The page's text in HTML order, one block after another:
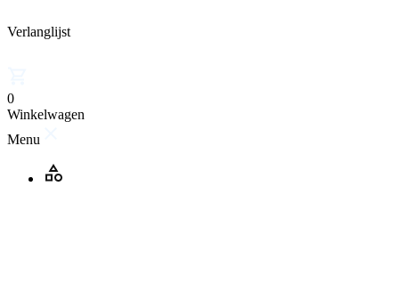
Verlanglijst
0
Winkelwagen
Menu